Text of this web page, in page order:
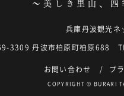
～美しき里山、四
兵庫丹波観光ネ
3309 丹波市柏原町柏原688
お問い合わせ プ
COPYRIGHT © BURARI